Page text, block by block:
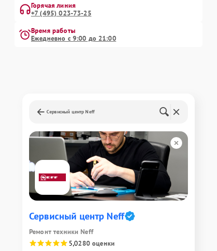
Горячая линия
+7 (495) 023-73-25
Время работы
Ежедневно с 9:00 до 21:00
Сервисный центр Neff
Сервисный центр Neff
Ремонт техники Neff
5,0280 оценки